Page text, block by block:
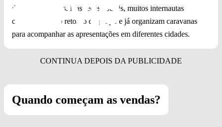
durante os shows. Nas redes sociais, muitos internautas
comemoraram o retorno do grupo e já organizam caravanas
para acompanhar as apresentações em diferentes cidades.
Quando começam as vendas?